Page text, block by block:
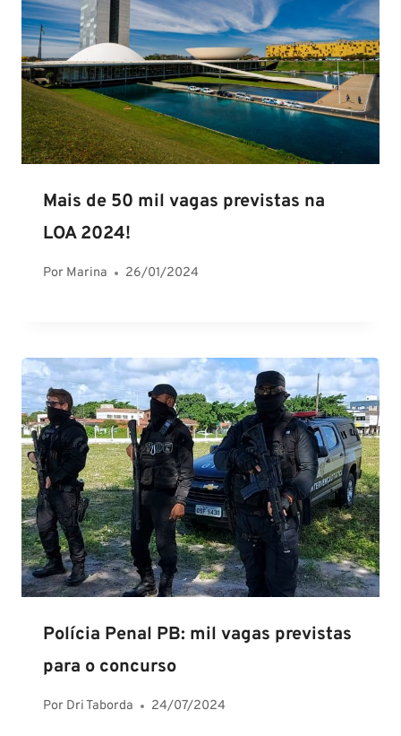
Mais de 50 mil vagas previstas na
LOA 2024!
Por Marina 26/01/2024
Polícia Penal PB: mil vagas previstas
para o concurso
Por Dri Taborda 24/07/2024